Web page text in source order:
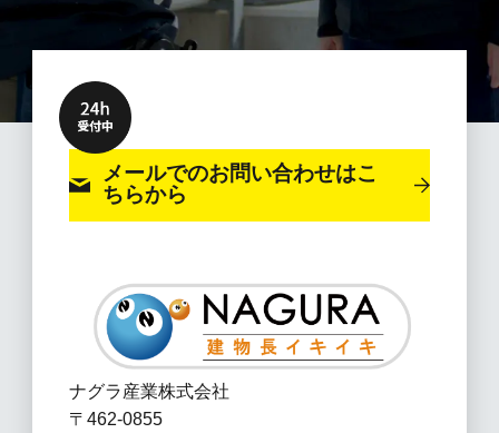
メールでのお問い合わせはこ
ちらから
ナグラ産業株式会社
〒462-0855